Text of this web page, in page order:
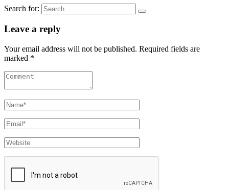
Search for:
Leave a reply
Your email address will not be published. Required fields are
marked *